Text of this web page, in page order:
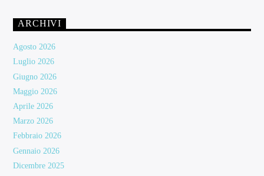
ARCHIVI
Agosto 2026
Luglio 2026
Giugno 2026
Maggio 2026
Aprile 2026
Marzo 2026
Febbraio 2026
Gennaio 2026
Dicembre 2025